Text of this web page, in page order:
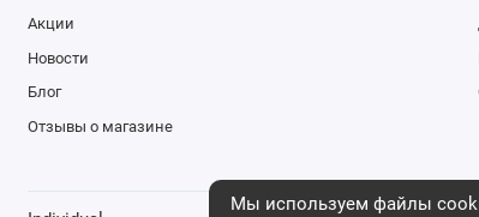
Мы используем файлы
Акции
Новости
Блог
Отзывы о магазине